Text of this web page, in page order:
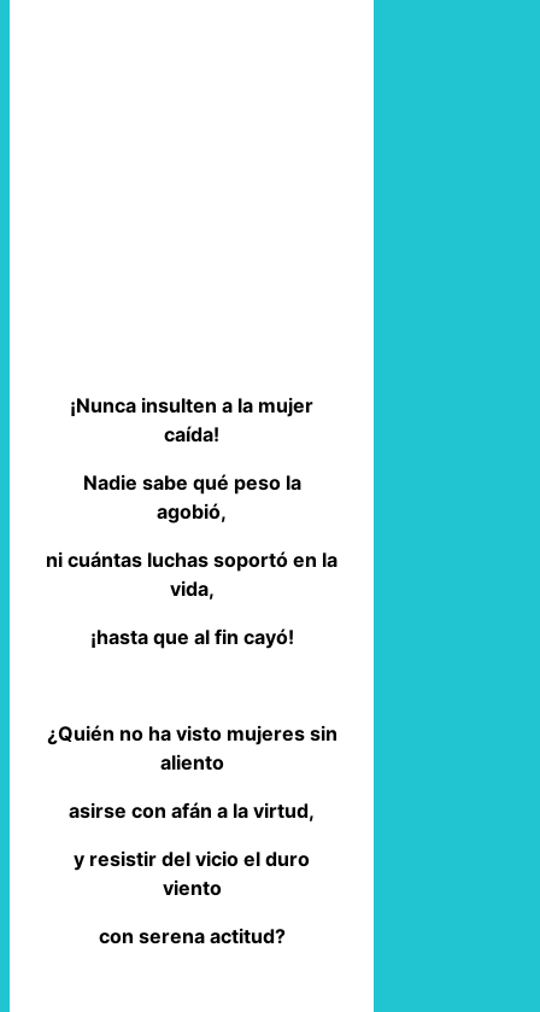
¡Nunca insulten a la mujer
caída!
Nadie sabe qué peso la
agobió,
ni cuántas luchas soportó en la
vida,
¡hasta que al fin cayó!
¿Quién no ha visto mujeres sin
aliento
asirse con afán a la virtud,
y resistir del vicio el duro
viento
con serena actitud?